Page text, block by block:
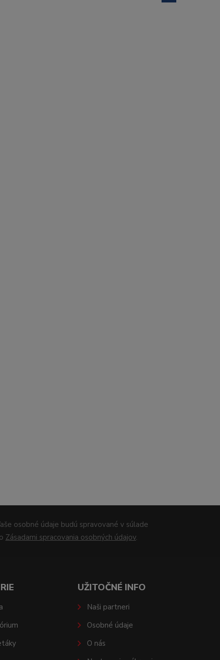
osobné údaje budú spravované v súlade
Zásadami spracovania osobných údajov.
UŽITOČNÉ INFO
Naši partneri
Osobné údaje
O nás